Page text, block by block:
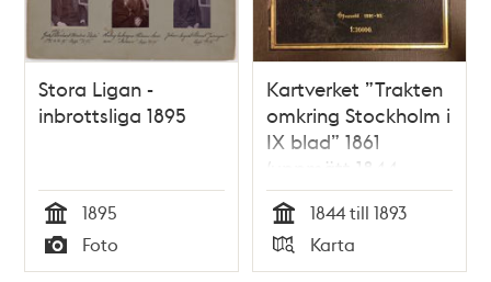
Stora Ligan -
inbrottsliga 1895
Tid
1895
Typ
Foto
Kartverket ”Trakten
omkring Stockholm i
IX blad” 1861
(uppmätt 1844-
1850, översedd 1891-
1893)
Tid
1844 till 1893
Typ
Karta